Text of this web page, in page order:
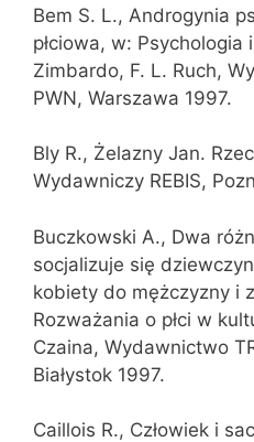
Bem S. L., Androgynia
płciowa, w: Psychologia
Zimbardo, F. L. Ruch,
PWN, Warszawa 1997.
Bly R., Żelazny Jan.
Wydawniczy REBIS,
Buczkowski A., Dwa
socjalizuje się
kobiety do mężczyzny i
Rozważania o płci w
Czaina, Wydawnictwo
Białystok 1997.
Caillois R., Człowiek i